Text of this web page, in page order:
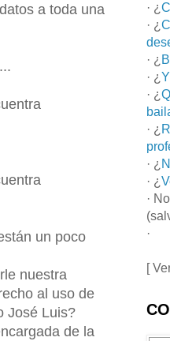
a toda una
un poco
nuestra
al uso de
José Luis?
de la
· ¿
· ¿
· ¿
· ¿
· ¿
· ¿
· ¿
· ¿
·
·
[